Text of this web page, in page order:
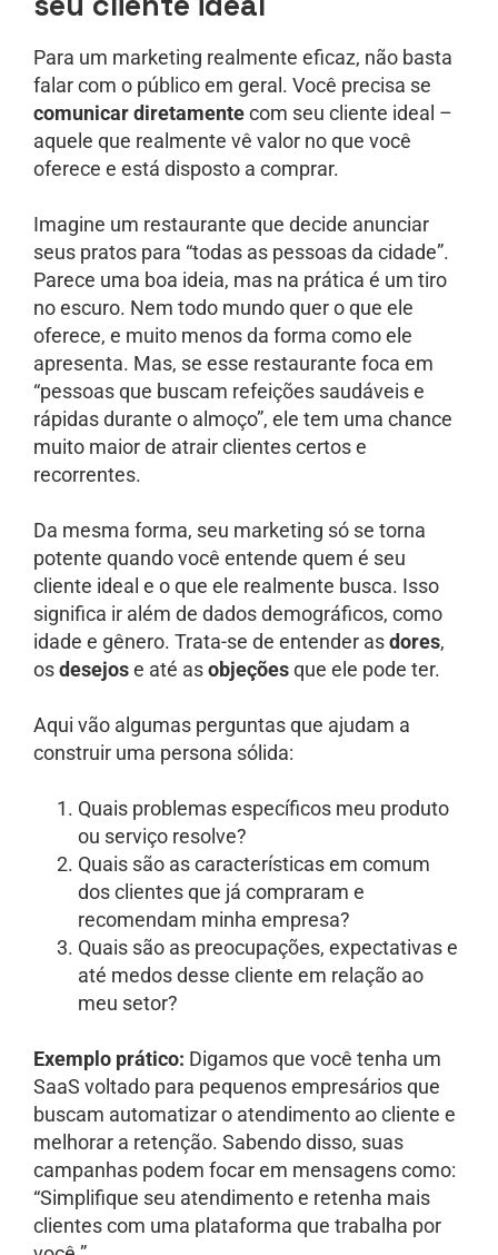
Para um marketing realmente eficaz, não basta
falar com o público em geral. Você precisa se
comunicar diretamentecom seu cliente ideal –
aquele que realmente vê valor no que você
oferece e está disposto a comprar.
Imagine um restaurante que decide anunciar
seus pratos para “todas as pessoas da cidade”.
Parece uma boa ideia, mas na prática é um tiro
no escuro. Nem todo mundo quer o que ele
oferece, e muito menos da forma como ele
apresenta. Mas, se esse restaurante foca em
“pessoas que buscam refeições saudáveis e
rápidas durante o almoço”, ele tem uma chance
muito maior de atrair clientes certos e
recorrentes.
Da mesma forma, seu marketing só se torna
potente quando você entende quem é seu
cliente ideal e o que ele realmente busca. Isso
significa ir além de dados demográficos, como
idade e gênero. Trata-se de entender asdores,
osdesejose até asobjeçõesque ele pode ter.
Aqui vão algumas perguntas que ajudam a
construir uma persona sólida:
Quais problemas específicos meu produto
ou serviço resolve?
Quais são as características em comum
dos clientes que já compraram e
recomendam minha empresa?
Quais são as preocupações, expectativas e
até medos desse cliente em relação ao
meu setor?
Exemplo prático: Digamos que você tenha um
SaaS voltado para pequenos empresários que
buscam automatizar o atendimento ao cliente e
melhorar a retenção. Sabendo disso, suas
campanhas podem focar em mensagens como:
“Simplifique seu atendimento e retenha mais
clientes com uma plataforma que trabalha por